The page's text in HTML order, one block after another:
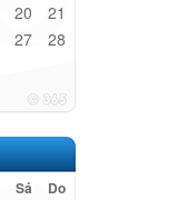
20 21
27 28
Sá Do